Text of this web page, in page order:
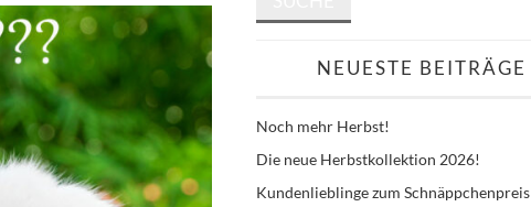
NEUESTE BEITRÄGE
Noch mehr Herbst!
Die neue Herbstkollektion 2026!
Kundenlieblinge zum Schnäppchenpreis